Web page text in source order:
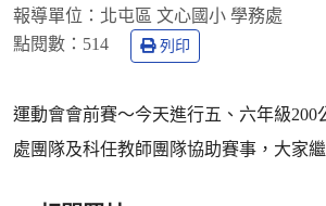
報導單位： 北屯區 文心國小 學務處
點閱數： 514 列印
運動會會前賽～今天進行五、六年級200
處團隊及科任教師團隊協助賽事，大家繼